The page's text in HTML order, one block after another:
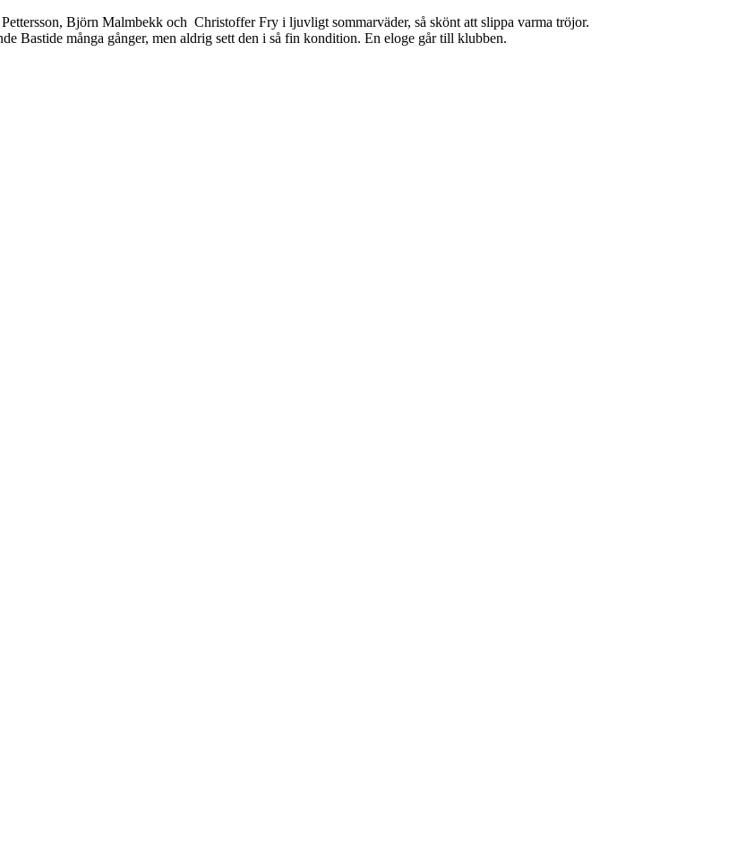
Björn Malmbekk och Christoffer Fry i ljuvligt sommarväder, så skönt att slippa varma tröjor.
Bastide många gånger, men aldrig sett den i så fin kondition. En eloge går till klubben.